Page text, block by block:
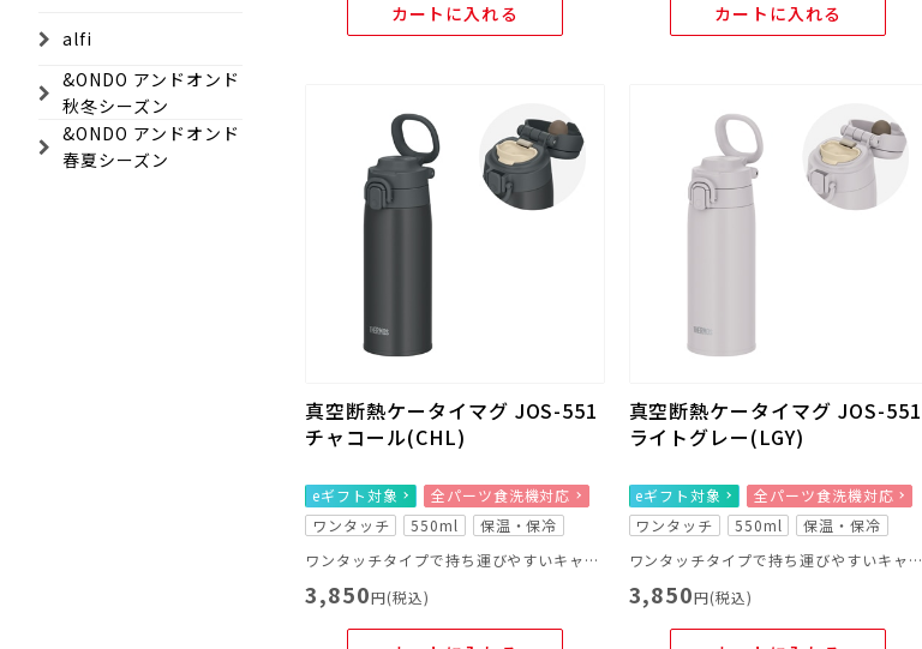
alfi
&ONDO アンドオンド
秋冬シーズン
&ONDO アンドオンド
春夏シーズン
カートに入れる カートに入れる
真空断熱ケータイマグ JOS-551
チャコール(CHL)
eギフト対象
全パーツ食洗機対応
ワンタッチ
550ml
保温・保冷
ワンタッチタイプで持ち運びやすいキャリーループ付きのマグ
3,850円(税込)
真空断熱ケータイマグ JOS-551
ライトグレー(LGY)
eギフト対象
全パーツ食洗機対応
ワンタッチ
550ml
保温・保冷
ワンタッチタイプで持ち運びやすいキャリーループ付きのマグ
3,850円(税込)